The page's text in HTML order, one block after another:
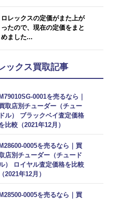
ロレックスの定価がまた上が
ったので、現在の定価をまと
めました...
ックス買取記事
M79010SG-0001を売るなら｜
取店別チューダー（チュー
ドル） ブラックベイ査定価格
比較（2021年12月）
M28600-0005を売るなら｜買
店別チューダー（チュード
） ロイヤル査定価格を比較
（2021年12月）
M28500-0005を売るなら｜買